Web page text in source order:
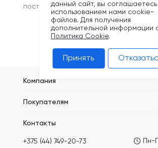
поставщика с гарантией результата.
Компания
Покупателям
Контакты
+375 (44) 749-20-73 Пн-
данный сайт, вы соглашаетесь
использованием нами cookie-
файлов. Для получения
дополнительной информации
Политика Cookie.
Принять